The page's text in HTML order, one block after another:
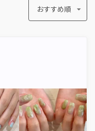
おすすめ順